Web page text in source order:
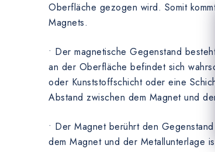
Oberfläche gezogen wird. Somit
Magnets.
• Der magnetische Gegenstand
an der Oberfläche befindet sich
oder Kunststoffschicht oder eine
Abstand zwischen dem Magnet und
• Der Magnet berührt den
dem Magnet und der Metallunterlage